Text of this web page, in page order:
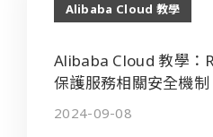
Alibaba Cloud 教學
Alibaba Cloud 教學：
保護服務相關安全機制
2024-09-08